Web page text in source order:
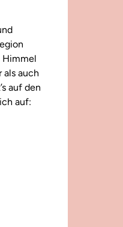
Himmel
als auch
auf den
auf: